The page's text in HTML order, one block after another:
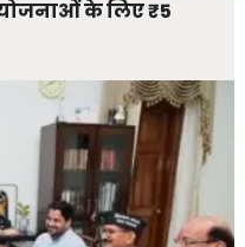
के लिए ₹5